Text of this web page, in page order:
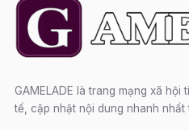
GAMELADE là trang mạng xã
tế, cập nhật nội dung nhanh nhất